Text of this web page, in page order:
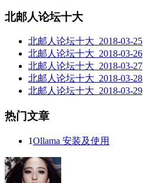
北邮人论坛十大
北邮人论坛十大_2018-03-25
北邮人论坛十大_2018-03-26
北邮人论坛十大_2018-03-27
北邮人论坛十大_2018-03-28
北邮人论坛十大_2018-03-29
热门文章
1Ollama 安装及使用